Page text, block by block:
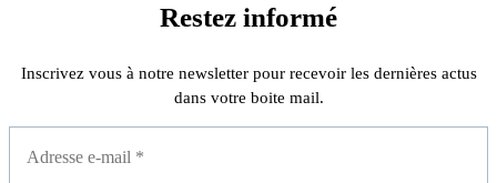
Restez informé
Inscrivez vous à notre newsletter pour recevoir les dernières actus
dans votre boite mail.